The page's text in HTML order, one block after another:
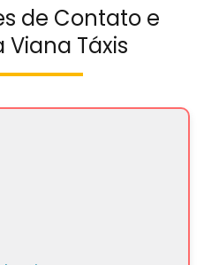
de Contato e
Viana Táxis